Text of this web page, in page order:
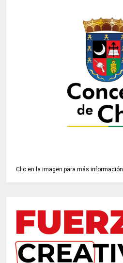
Clic en la imagen para más información